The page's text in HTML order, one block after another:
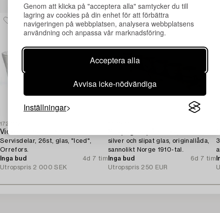
Genom att klicka på "acceptera alla" samtycker du till
lagring av cookies på din enhet för att förbättra
navigeringen på webbplatsen, analysera webbplatsens
användning och anpassa vår marknadsföring.
Acceptera alla
Avvisa icke-nödvändiga
Inställningar
1727112
Vicke Lindstrand
Servisdelar, 26st, glas, "Iced",
Orrefors.
Inga bud
4d 7 tim
Utropspris 2 000 SEK
silver och slipat glas, originallåda,
sannolikt Norge 1910-tal.
Inga bud
6d 7 tim
Utropspris 250 EUR